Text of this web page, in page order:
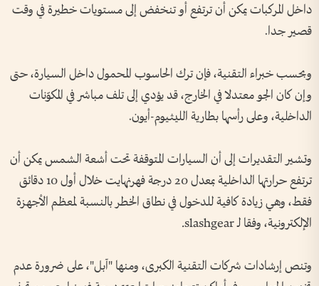
داخل المركبات يمكن أن ترتفع أو تنخفض إلى مستويات خطيرة في وقت
قصير جدا.
وبحسب خبراء التقنية، فإن ترك الحاسوب المحمول داخل السيارة، حتى
وإن كان الجو معتدلا في الخارج، قد يؤدي إلى تلف مباشر في المكوّنات
الداخلية، وعلى رأسها بطارية الليثيوم-أيون.
وتشير التقديرات إلى أن السيارات المتوقفة تحت أشعة الشمس يمكن أن
ترتفع حرارتها الداخلية بمعدل 20 درجة فهرنهايت خلال أول 10 دقائق
فقط، وهي زيادة كافية للدخول في نطاق الخطر بالنسبة لمعظم الأجهزة
الإلكترونية، وفقا لـ slashgear.
وتنص إرشادات شركات التقنية الكبرى، ومنها "آبل"، على ضرورة عدم